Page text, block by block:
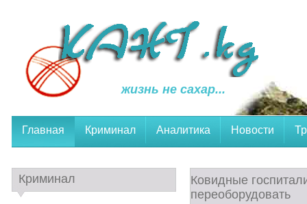
жизнь не сахар...
Главная Криминал Аналитика Новости
Ковидные
переоборудовать
Криминал